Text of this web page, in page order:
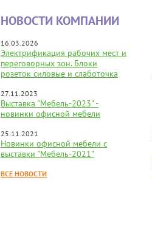
НОВОСТИ КОМПАНИИ
16.03.2026
Электрификация рабочих мест и
переговорных зон. Блоки
розеток силовые и слаботочка
27.11.2023
Выставка "Мебель-2023" -
новинки офисной мебели
25.11.2021
Новинки офисной мебели с
выставки "Мебель-2021"
ВСЕ НОВОСТИ